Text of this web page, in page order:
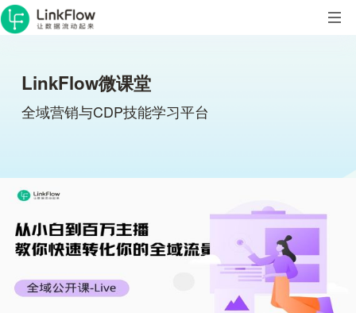
LinkFlow微课堂
全域营销与CDP技能学习平台